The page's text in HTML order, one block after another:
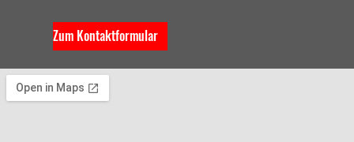
Zum Kontaktformular